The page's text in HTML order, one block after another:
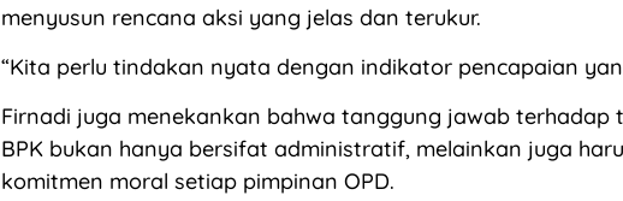
menyusun rencana aksi yang jelas dan terukur.
“Kita perlu tindakan nyata dengan indikator pencapaian
Firnadi juga menekankan bahwa tanggung jawab terhadap
BPK bukan hanya bersifat administratif, melainkan juga
komitmen moral setiap pimpinan OPD.